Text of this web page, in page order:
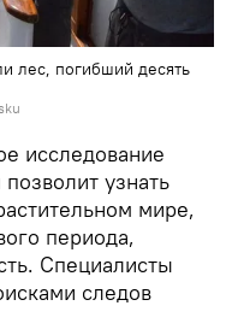
лес, погибший десять
исследование
узнать
мире,
периода,
Специалисты
следов